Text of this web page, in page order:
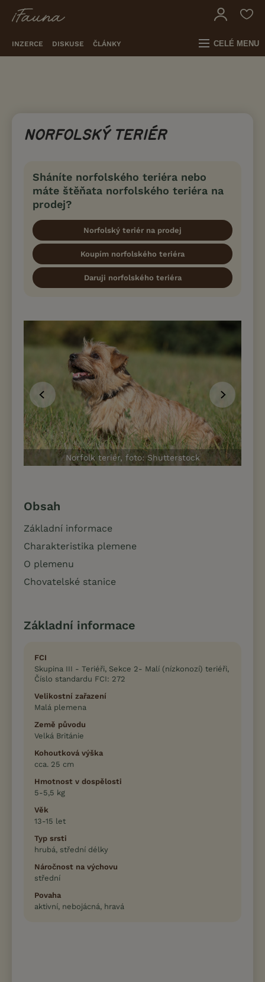
INZERCE DISKUSE ČLÁNKY CELÉ MENU
NORFOLSKÝ TERIÉR
Sháníte norfolského teriéra nebo
máte štěňata norfolského teriéra na
prodej?
Norfolský teriér na prodej
Koupím norfolského teriéra
Daruji norfolského teriéra
Norfolk teriér, foto: Shutterstock
Obsah
Základní informace
Charakteristika plemene
O plemenu
Chovatelské stanice
Základní informace
FCI
Skupina III - Teriéři, Sekce 2- Malí (nízkonozí) teriéři,
Číslo standardu FCI: 272
Velikostní zařazení
Malá plemena
Země původu
Velká Británie
Kohoutková výška
cca. 25 cm
Hmotnost v dospělosti
5-5,5 kg
Věk
13-15 let
Typ srsti
hrubá, střední délky
Náročnost na výchovu
střední
Povaha
aktivní, nebojácná, hravá